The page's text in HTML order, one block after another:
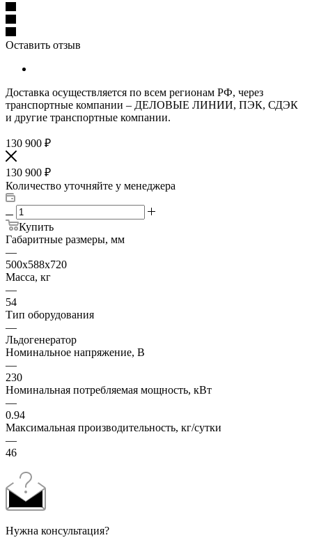
Оставить отзыв
Доставка осуществляется по всем регионам РФ, через
транспортные компании – ДЕЛОВЫЕ ЛИНИИ, ПЭК, СДЭК
и другие транспортные компании.
130 900 ₽
130 900 ₽
Количество уточняйте у менеджера
Купить
Габаритные размеры, мм
—
500х588х720
Масса, кг
—
54
Тип оборудования
—
Льдогенератор
Номинальное напряжение, В
—
230
Номинальная потребляемая мощность, кВт
—
0.94
Максимальная производительность, кг/сутки
—
46
Нужна консультация?